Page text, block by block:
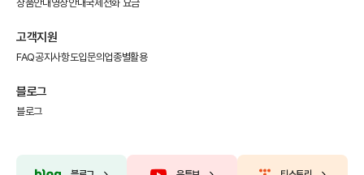
상품안내영상안내국제전화 요금
고객지원
FAQ공지사항도입문의업종별활용
블로그
블로그